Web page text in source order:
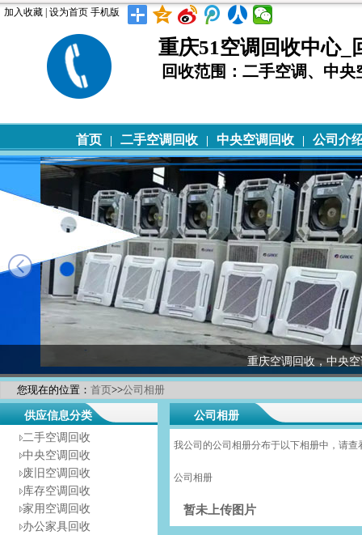
加入收藏 设为首页 手机版
重庆51空调回收中心_
回收范围：二手空调、中
首页 二手空调回收 中央空调回收 公司介
重庆空调回收，中央
您现在的位置： 首页>>公司相册
供应信息分类
二手空调回收
中央空调回收
废旧空调回收
库存空调回收
家用空调回收
办公家具回收
公司相册
我公司的公司相册分布于以下相册中，请查
公司相册
暂未上传图片